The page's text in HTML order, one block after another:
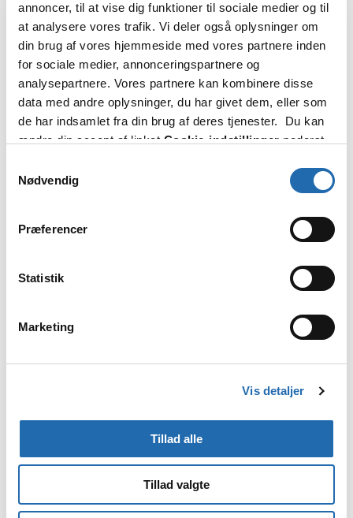
annoncer, til at vise dig funktioner til sociale medier og til
at analysere vores trafik. Vi deler også oplysninger om
din brug af vores hjemmeside med vores partnere inden
for sociale medier, annonceringspartnere og
analysepartnere. Vores partnere kan kombinere disse
data med andre oplysninger, du har givet dem, eller som
de har indsamlet fra din brug af deres tjenester. Du kan
ændre din accept af linket Cookie-indstillinger nederst
Nødvendig
Præferencer
Statistik
Marketing
Vis detaljer
Tillad alle
Tillad valgte
Bemærk! Billederne viser kun et eksempel.
Kahyttens størrelse, indretning og møblering kan
være anderledes end på billedet, selv inden for
samme kategori.
Priskategorier: Bella, Fantastica, Aurea